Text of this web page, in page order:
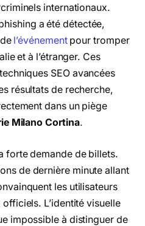
internationaux.
a été détectée,
l’événementpour tromper
et à l’étranger. Ces
SEO avancées
résultats de recherche,
dans un piège
Milano Cortina.
forte demande de billets.
de dernière minute allant
les utilisateurs
L’identité visuelle
impossible à distinguer de